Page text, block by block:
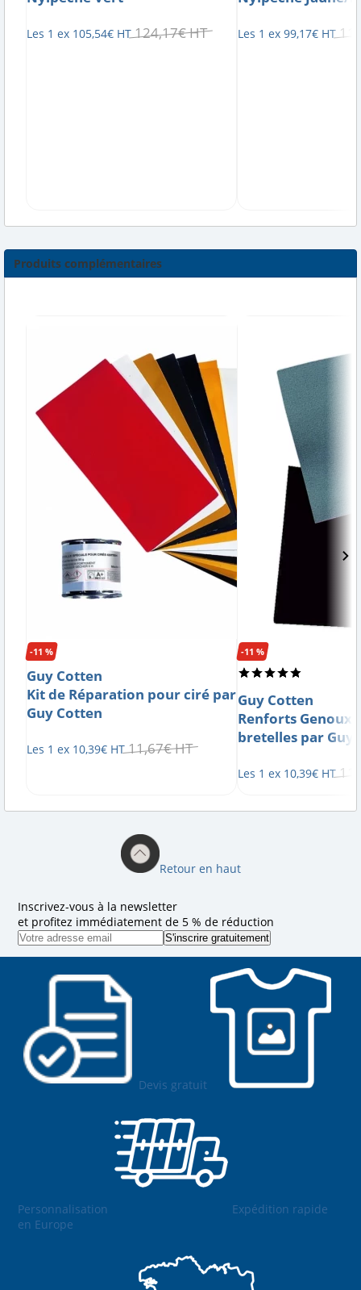
Les 1 ex 105,54€ HT 124,17€HT Les 1 ex 99,17€ HT
Produits complémentaires
-11 %
Guy Cotten
Kit de Réparation pour ciré par
Guy Cotten
Les 1 ex 10,39€ HT 11,67€HT
-11 %
Guy Cotten
Renforts Genoux
bretelles par Guy
Les 1 ex 10,39€ HT 11
Retour en haut
Inscrivez-vous à la newsletter
et profitez immédiatement de 5 % de réduction
Devis gratuit
Personnalisation
Expédition rapide
en Europe